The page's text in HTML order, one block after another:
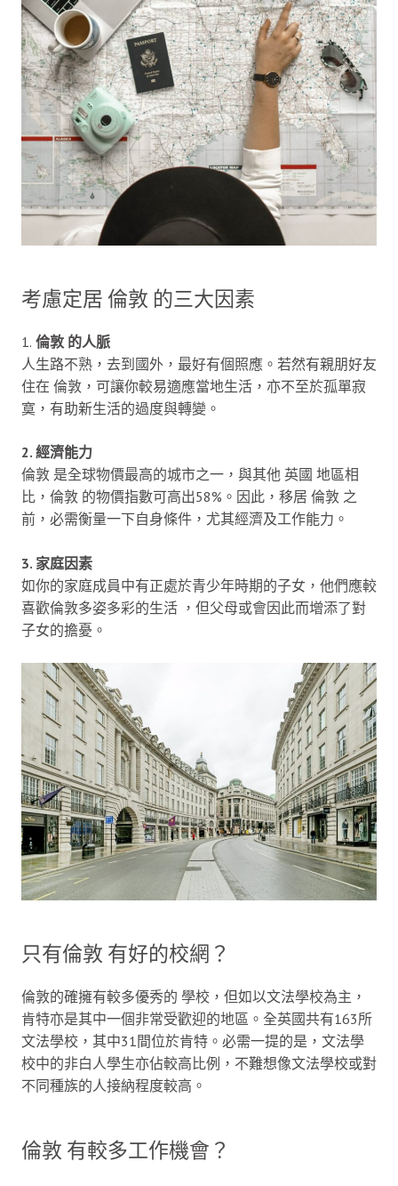
考慮定居 倫敦 的三大因素
1. 倫敦 的人脈
人生路不熟，去到國外，最好有個照應。若然有親朋好友
住在 倫敦，可讓你較易適應當地生活，亦不至於孤單寂
寞，有助新生活的過度與轉變。
2. 經濟能力
倫敦 是全球物價最高的城市之一，與其他 英國 地區相
比，倫敦 的物價指數可高出58%。因此，移居 倫敦 之
前，必需衡量一下自身條件，尤其經濟及工作能力。
3. 家庭因素
如你的家庭成員中有正處於青少年時期的子女，他們應較
喜歡倫敦多姿多彩的生活 ，但父母或會因此而增添了對
子女的擔憂。
只有倫敦 有好的校網？
倫敦的確擁有較多優秀的 學校，但如以文法學校為主，
肯特亦是其中一個非常受歡迎的地區。全英國共有163所
文法學校，其中31間位於肯特。必需一提的是，文法學
校中的非白人學生亦佔較高比例，不難想像文法學校或對
不同種族的人接納程度較高。
倫敦 有較多工作機會？